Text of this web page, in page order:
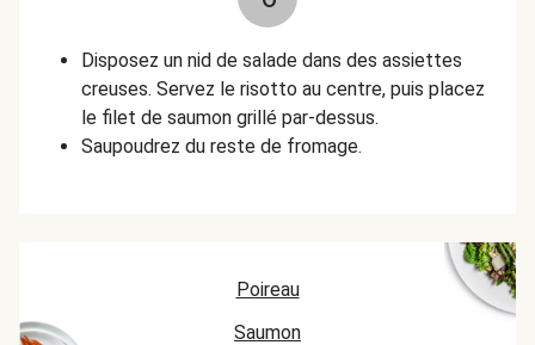
Disposez un nid de salade dans des assiettes
creuses. Servez le risotto au centre, puis placez
le filet de saumon grillé par-dessus.
Saupoudrez du reste de fromage.
Poireau
Saumon